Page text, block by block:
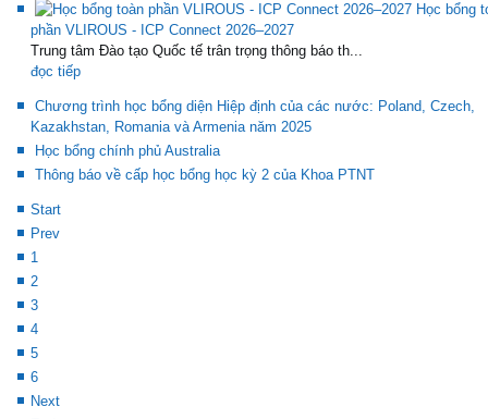
Học bổng
phần VLIROUS - ICP Connect 2026–2027
Trung tâm Đào tạo Quốc tế trân trọng thông báo th...
đọc tiếp
Chương trình học bổng diện Hiệp định của các nước: Poland, Czech,
Kazakhstan, Romania và Armenia năm 2025
Học bổng chính phủ Australia
Thông báo về cấp học bổng học kỳ 2 của Khoa PTNT
Start
Prev
1
2
3
4
5
6
Next